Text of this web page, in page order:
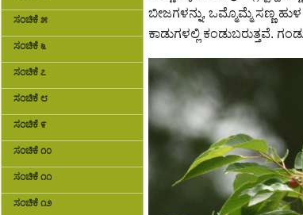
ಸಂಚಿಕೆ ೫
ಸಂಚಿಕೆ ೬
ಸಂಚಿಕೆ ೭
ಸಂಚಿಕೆ ೮
ಸಂಚಿಕೆ ೯
ಸಂಚಿಕೆ ೧೦
ಸಂಚಿಕೆ ೧೧
ಸಂಚಿಕೆ ೧೨
ಬೀಜಗಳನ್ನು, ಒಮ್ಮೊಮ್ಮೆ ಸಣ್ಣ
ಕಾಡುಗಳಲ್ಲಿ ಕಂಡುಬರುತ್ತವೆ.